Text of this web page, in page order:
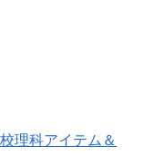
理科アイテム＆